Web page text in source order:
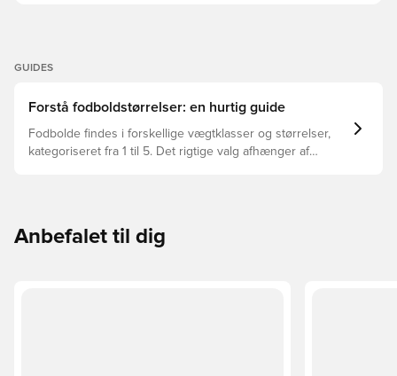
GUIDES
Forstå fodboldstørrelser: en hurtig guide
Fodbolde findes i forskellige vægtklasser og størrelser,
kategoriseret fra 1 til 5. Det rigtige valg afhænger af
Anbefalet til dig